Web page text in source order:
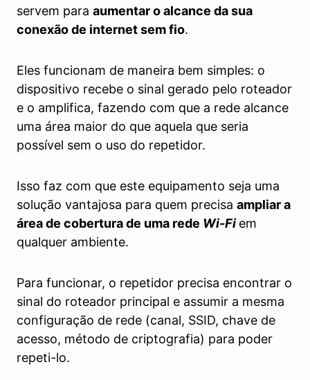
servem para aumentar o alcance da sua
conexão de internet sem fio.
Eles funcionam de maneira bem simples: o
dispositivo recebe o sinal gerado pelo roteador
e o amplifica, fazendo com que a rede alcance
uma área maior do que aquela que seria
possível sem o uso do repetidor.
Isso faz com que este equipamento seja uma
solução vantajosa para quem precisa ampliar a
área de cobertura de uma rede Wi-Fi em
qualquer ambiente.
Para funcionar, o repetidor precisa encontrar o
sinal do roteador principal e assumir a mesma
configuração de rede (canal, SSID, chave de
acesso, método de criptografia) para poder
repeti-lo.